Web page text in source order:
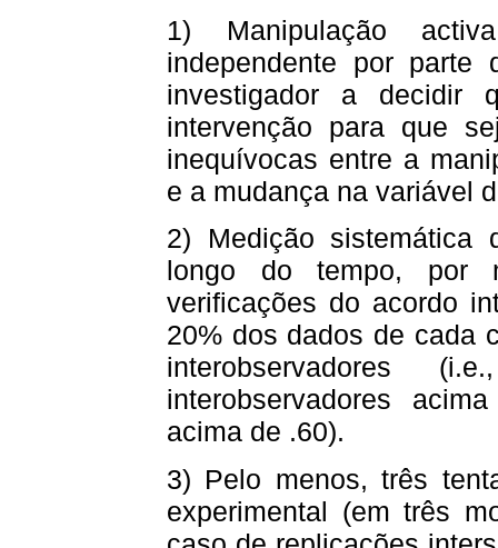
1) Manipulação
independente por
investigador a decidir
intervenção para que
inequívocas entre a
e a mudança na variável
2) Medição sistemática
longo do tempo, por
verificações do acordo
20% dos dados de cada
interobservadores
interobservadores
acima de .60).
3) Pelo menos, três
experimental (em três